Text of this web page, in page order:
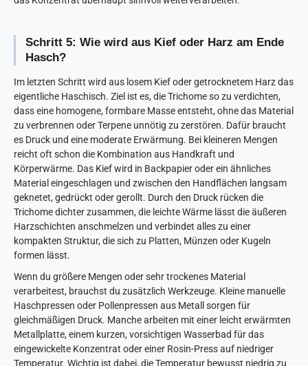
Schritt 5: Wie wird aus Kief oder Harz am Ende
Hasch?
Im letzten Schritt wird aus losem Kief oder getrocknetem Harz das
eigentliche Haschisch. Ziel ist es, die Trichome so zu verdichten,
dass eine homogene, formbare Masse entsteht, ohne das Material
zu verbrennen oder Terpene unnötig zu zerstören. Dafür braucht
es Druck und eine moderate Erwärmung. Bei kleineren Mengen
reicht oft schon die Kombination aus Handkraft und
Körperwärme. Das Kief wird in Backpapier oder ein ähnliches
Material eingeschlagen und zwischen den Handflächen langsam
geknetet, gedrückt oder gerollt. Durch den Druck rücken die
Trichome dichter zusammen, die leichte Wärme lässt die äußeren
Harzschichten anschmelzen und verbindet alles zu einer
kompakten Struktur, die sich zu Platten, Münzen oder Kugeln
formen lässt.
Wenn du größere Mengen oder sehr trockenes Material
verarbeitest, brauchst du zusätzlich Werkzeuge. Kleine manuelle
Haschpressen oder Pollenpressen aus Metall sorgen für
gleichmäßigen Druck. Manche arbeiten mit einer leicht erwärmten
Metallplatte, einem kurzen, vorsichtigen Wasserbad für das
eingewickelte Konzentrat oder einer Rosin-Press auf niedriger
Temperatur. Wichtig ist dabei, die Temperatur bewusst niedrig zu